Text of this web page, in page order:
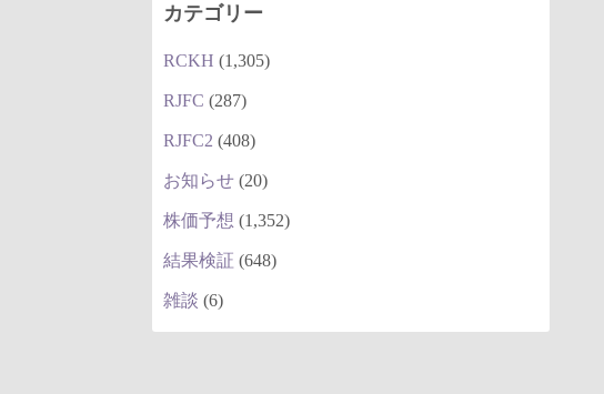
カテゴリー
RCKH (1,305)
RJFC (287)
RJFC2 (408)
お知らせ (20)
株価予想 (1,352)
結果検証 (648)
雑談 (6)